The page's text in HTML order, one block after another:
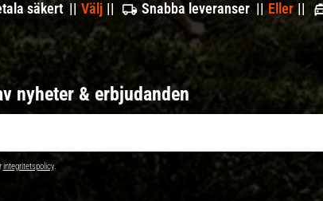
säkert || Välj Snabba leveranser || Eller ||
nyheter & erbjudanden
integritetspolicy.